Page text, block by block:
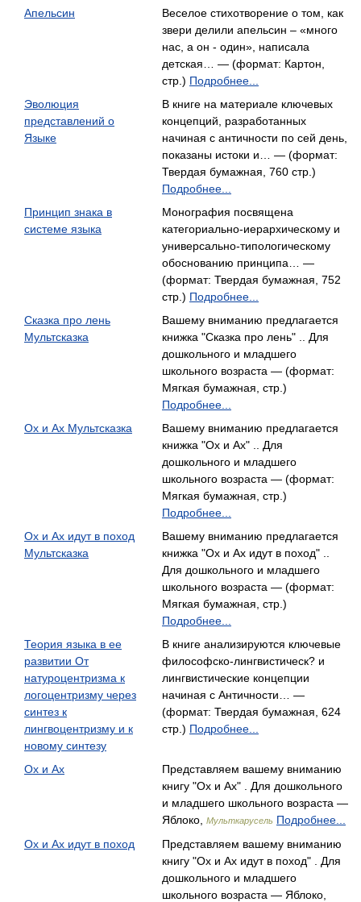
Апельсин
Веселое стихотворение о том, как
звери делили апельсин – «много
нас, а он - один», написала
детская… — (формат: Картон,
стр.) Подробнее...
Эволюция
представлений о
Языке
В книге на материале ключевых
концепций, разработанных
начиная с античности по сей день,
показаны истоки и… — (формат:
Твердая бумажная, 760 стр.)
Подробнее...
Принцип знака в
системе языка
Монография посвящена
категориально-иерархическому и
универсально-типологическому
обоснованию принципа… —
(формат: Твердая бумажная, 752
стр.) Подробнее...
Сказка про лень
Мультсказка
Вашему вниманию предлагается
книжка "Сказка про лень" .. Для
дошкольного и младшего
школьного возраста — (формат:
Мягкая бумажная, стр.)
Подробнее...
Ох и Ах Мультсказка
Вашему вниманию предлагается
книжка "Ох и Ах" .. Для
дошкольного и младшего
школьного возраста — (формат:
Мягкая бумажная, стр.)
Подробнее...
Ох и Ах идут в поход
Мультсказка
Вашему вниманию предлагается
книжка "Ох и Ах идут в поход" ..
Для дошкольного и младшего
школьного возраста — (формат:
Мягкая бумажная, стр.)
Подробнее...
Теория языка в ее
развитии От
натуроцентризма к
логоцентризму через
синтез к
лингвоцентризму и к
новому синтезу
В книге анализируются ключевые
философско-лингвистическ? и
лингвистические концепции
начиная с Античности… —
(формат: Твердая бумажная, 624
стр.) Подробнее...
Ох и Ах
Представляем вашему вниманию
книгу "Ох и Ах" . Для дошкольного
и младшего школьного возраста —
Яблоко,
Мульткарусель Подробнее...
Ох и Ах идут в поход
Представляем вашему вниманию
книгу "Ох и Ах идут в поход" . Для
дошкольного и младшего
школьного возраста — Яблоко,